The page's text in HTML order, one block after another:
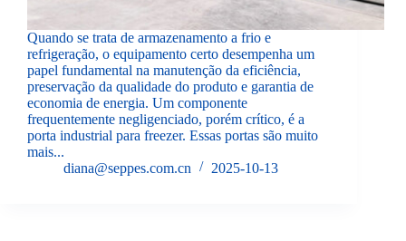
Quando se trata de armazenamento a frio e
refrigeração, o equipamento certo desempenha um
papel fundamental na manutenção da eficiência,
preservação da qualidade do produto e garantia de
economia de energia. Um componente
frequentemente negligenciado, porém crítico, é a
porta industrial para freezer. Essas portas são muito
mais...
diana@seppes.com.cn
2025-10-13